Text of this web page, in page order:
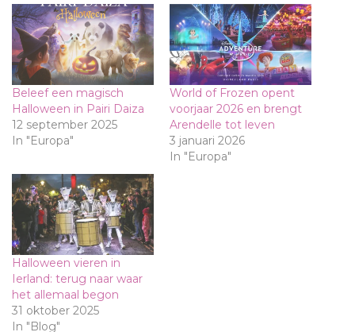
Beleef een magisch
Halloween in Pairi Daiza
12 september 2025
In "Europa"
World of Frozen opent
voorjaar 2026 en brengt
Arendelle tot leven
3 januari 2026
In "Europa"
Halloween vieren in
Ierland: terug naar waar
het allemaal begon
31 oktober 2025
In "Blog"